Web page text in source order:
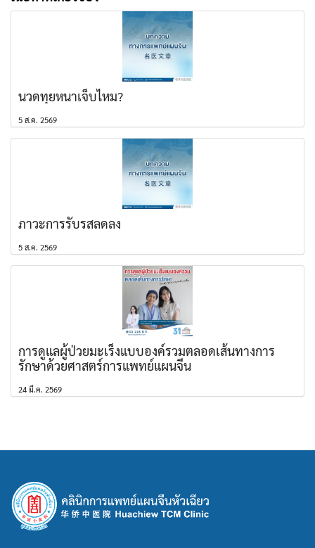
นวดทุยหนาเจ็บไหม?
5 ส.ค. 2569
ภาวะการรับรสลดลง
5 ส.ค. 2569
การดูแลผู้ป่วยมะเร็งแบบองค์รวมตลอดเส้นทางการ
รักษาด้วยศาสตร์การแพทย์แผนจีน
24 มี.ค. 2569